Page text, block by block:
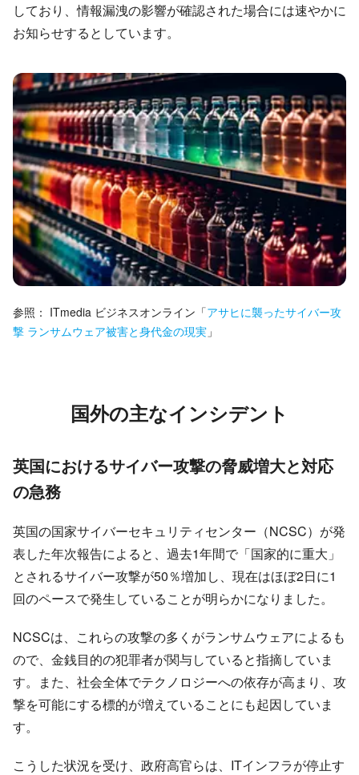
しており、情報漏洩の影響が確認された場合には速やかに
お知らせするとしています。
参照： ITmedia ビジネスオンライン 「アサヒに襲ったサイバー攻
撃 ランサムウェア被害と身代金の現実 」
国外の主なインシデント
英国におけるサイバー攻撃の脅威増大と対応
の急務
英国の国家サイバーセキュリティセンター（NCSC）が発
表した年次報告によると、過去1年間で「国家的に重大」
とされるサイバー攻撃が50％増加し、現在はほぼ2日に1
回のペースで発生していることが明らかになりました。
NCSCは、これらの攻撃の多くがランサムウェアによるも
ので、金銭目的の犯罪者が関与していると指摘していま
す。また、社会全体でテクノロジーへの依存が高まり、攻
撃を可能にする標的が増えていることにも起因していま
す。
こうした状況を受け、政府高官らは、ITインフラが停止す